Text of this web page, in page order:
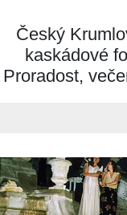
Český
kaskádové
Proradost,